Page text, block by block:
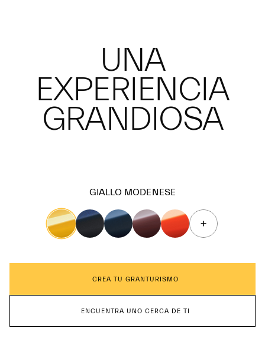
UNA
EXPERIENCIA
GRANDIOSA
GIALLO MODENESE
CREA TU GRANTURISMO
ENCUENTRA UNO CERCA DE TI